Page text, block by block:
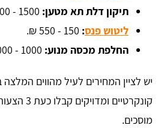
תיקון דלת תא מטען:
ליטוש פנס:
החלפת מכסה מנוע:
יש לציין המחירים לעיל מהווים
קונקרטיים
מוסכים.